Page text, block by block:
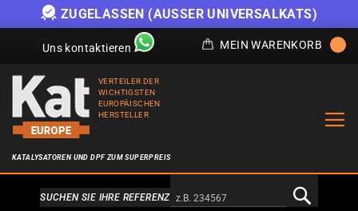
ZUGELASSEN (AUSSER UNIVERSALKATS)
Uns kontaktieren MEIN WARENKORB
VERTEILER DER
WICHTIGSTEN
EUROPÄISCHEN
HERSTELLER
KATALYSATOREN UND DPF ZUM SUPERPREIS
Alternativa a Doofinder
SUCHEN SIE IHRE REFERENZ